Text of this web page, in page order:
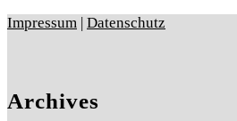
Impressum | Datenschutz
Archives